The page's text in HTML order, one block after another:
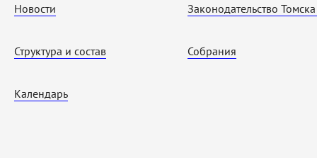
Новости
Структура и состав
Календарь
Законодательство
Собрания